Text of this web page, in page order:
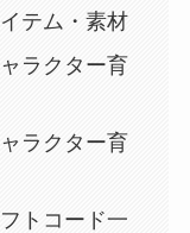
テム・素材
ラクター育
ラクター育
トコード一